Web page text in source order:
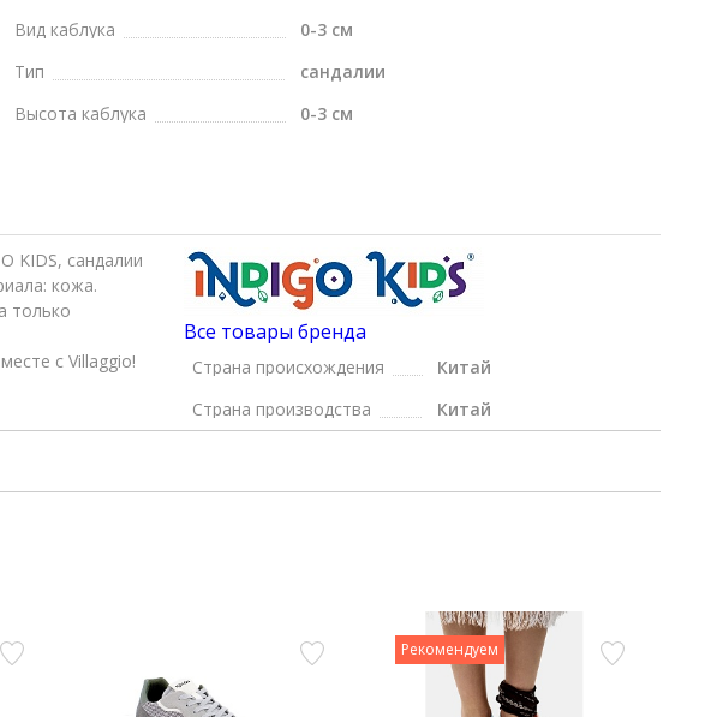
Вид каблука
0-3 см
Тип
сандалии
Высота каблука
0-3 см
KIDS, сандалии
кожа.
только
с Villaggio!
Все товары бренда
Страна происхождения
Китай
Страна производства
Китай
Рекомендуем